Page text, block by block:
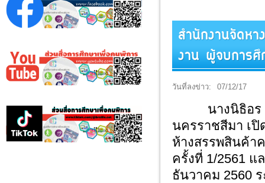
สำนักงานจัดห
งาน ผู้จบการ
วันที่ลงข่าว: 07/12/17
นางนิธิอร บุ
นครราชสีมา เปิ
ห้างสรรพสินค้า
ครั้งที่ 1/2561
ธันวาคม 2560